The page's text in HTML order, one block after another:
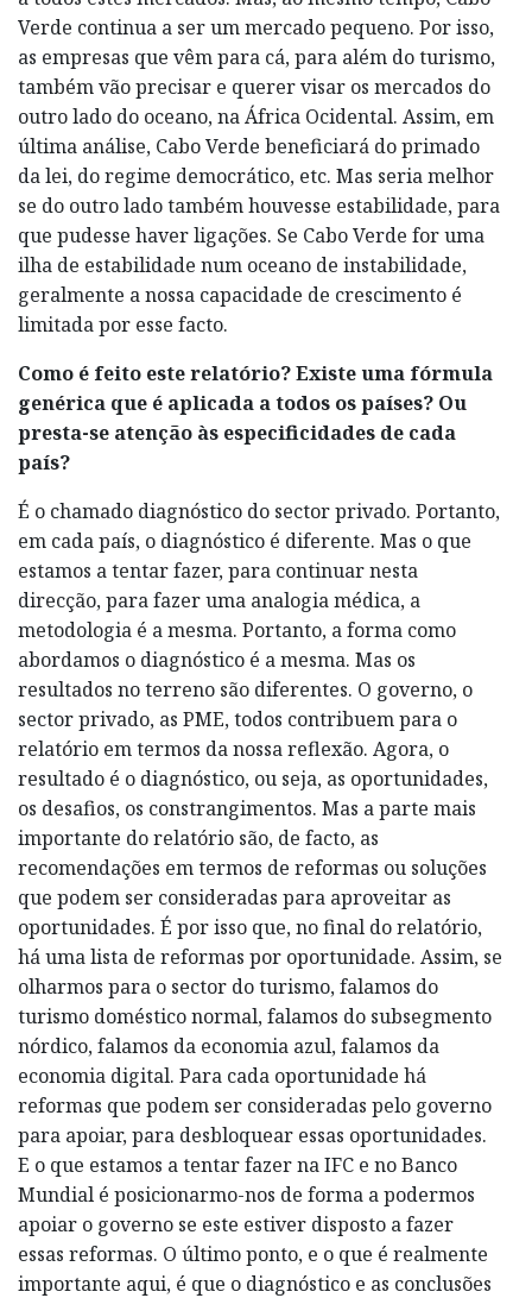
Verde continua a ser um mercado pequeno. Por isso,
as empresas que vêm para cá, para além do turismo,
também vão precisar e querer visar os mercados do
outro lado do oceano, na África Ocidental. Assim, em
última análise, Cabo Verde beneficiará do primado
da lei, do regime democrático, etc. Mas seria melhor
se do outro lado também houvesse estabilidade, para
que pudesse haver ligações. Se Cabo Verde for uma
ilha de estabilidade num oceano de instabilidade,
geralmente a nossa capacidade de crescimento é
limitada por esse facto.
Como é feito este relatório? Existe uma fórmula
genérica que é aplicada a todos os países? Ou
presta-se atenção às especificidades de cada
país?
É o chamado diagnóstico do sector privado. Portanto,
em cada país, o diagnóstico é diferente. Mas o que
estamos a tentar fazer, para continuar nesta
direcção, para fazer uma analogia médica, a
metodologia é a mesma. Portanto, a forma como
abordamos o diagnóstico é a mesma. Mas os
resultados no terreno são diferentes. O governo, o
sector privado, as PME, todos contribuem para o
relatório em termos da nossa reflexão. Agora, o
resultado é o diagnóstico, ou seja, as oportunidades,
os desafios, os constrangimentos. Mas a parte mais
importante do relatório são, de facto, as
recomendações em termos de reformas ou soluções
que podem ser consideradas para aproveitar as
oportunidades. É por isso que, no final do relatório,
há uma lista de reformas por oportunidade. Assim, se
olharmos para o sector do turismo, falamos do
turismo doméstico normal, falamos do subsegmento
nórdico, falamos da economia azul, falamos da
economia digital. Para cada oportunidade há
reformas que podem ser consideradas pelo governo
para apoiar, para desbloquear essas oportunidades.
E o que estamos a tentar fazer na IFC e no Banco
Mundial é posicionarmo-nos de forma a podermos
apoiar o governo se este estiver disposto a fazer
essas reformas. O último ponto, e o que é realmente
importante aqui, é que o diagnóstico e as conclusões